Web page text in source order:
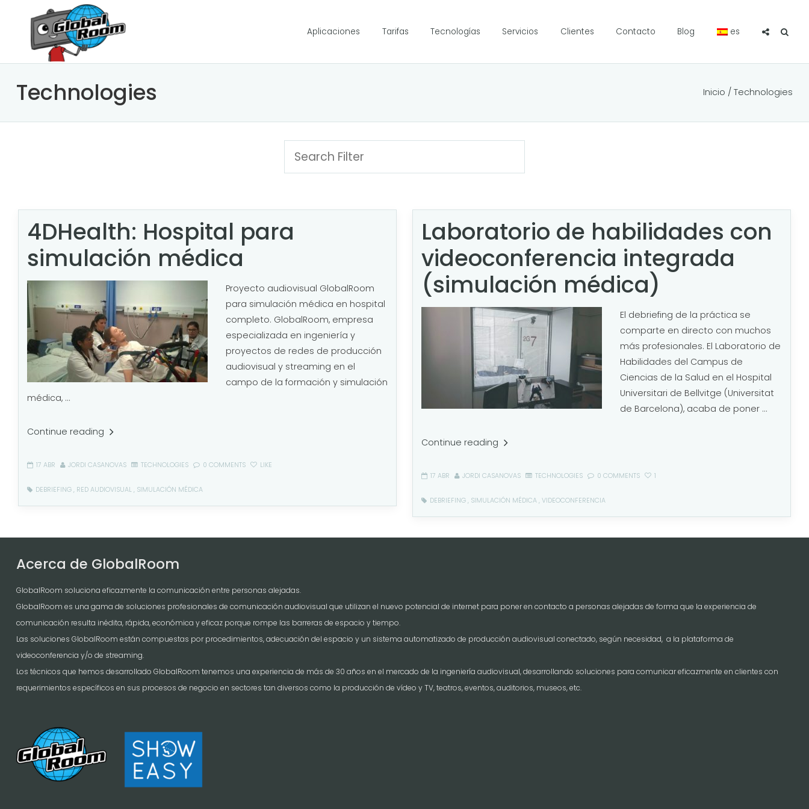
Aplicaciones Tarifas Tecnologías Servicios Clientes Contacto Blog es
Technologies Inicio / Technologies
4DHealth: Hospital para
simulación médica
Proyecto audiovisual GlobalRoom
para simulación médica en hospital
completo. GlobalRoom, empresa
especializada en ingeniería y
proyectos de redes de producción
audiovisual y streaming en el
campo de la formación y simulación
médica, ...
Continue reading
17 ABR JORDI CASANOVAS TECHNOLOGIES 0 COMMENTS LIKE
DEBRIEFING, RED AUDIOVISUAL, SIMULACIÓN MÉDICA
Laboratorio de habilidades con
videoconferencia integrada
(simulación médica)
El debriefing de la práctica se
comparte en directo con muchos
más profesionales. El Laboratorio de
Habilidades del Campus de
Ciencias de la Salud en el Hospital
Universitari de Bellvitge (Universitat
de Barcelona), acaba de poner ...
Continue reading
17 ABR JORDI CASANOVAS TECHNOLOGIES 0 COMMENTS 1
DEBRIEFING, SIMULACIÓN MÉDICA, VIDEOCONFERENCIA
Acerca de GlobalRoom
GlobalRoom soluciona eficazmente la comunicación entre personas alejadas.
GlobalRoom es una gama de soluciones profesionales de comunicación audiovisual que utilizan el nuevo potencial de internet para poner en contacto a personas alejadas de forma que la experiencia de
comunicación resulta inédita, rápida, económica y eficaz porque rompe las barreras de espacio y tiempo.
Las soluciones GlobalRoom están compuestas por procedimientos, adecuación del espacio y un sistema automatizado de producción audiovisual conectado, según necesidad, a la plataforma de
videoconferencia y/o de streaming.
Los técnicos que hemos desarrollado GlobalRoom tenemos una experiencia de más de 30 años en el mercado de la ingeniería audiovisual, desarrollando soluciones para comunicar eficazmente en clientes con
requerimientos específicos en sus procesos de negocio en sectores tan diversos como la producción de vídeo y TV, teatros, eventos, auditorios, museos, etc.